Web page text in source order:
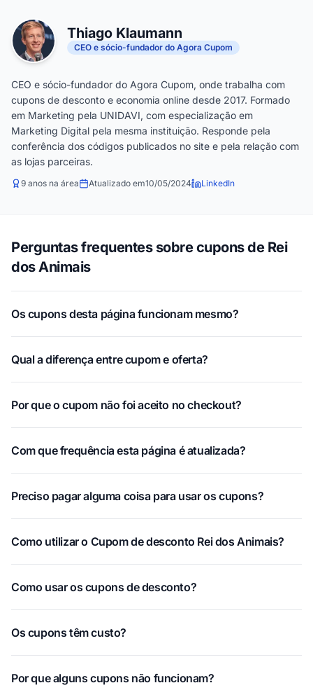
Thiago Klaumann
CEO e sócio-fundador do Agora Cupom
CEO e sócio-fundador do Agora Cupom, onde trabalha com
cupons de desconto e economia online desde 2017. Formado
em Marketing pela UNIDAVI, com especialização em
Marketing Digital pela mesma instituição. Responde pela
conferência dos códigos publicados no site e pela relação com
as lojas parceiras.
9 anos na área Atualizado em10/05/2024 LinkedIn
Perguntas frequentes sobre cupons de Rei
dos Animais
Os cupons desta página funcionam mesmo?
Qual a diferença entre cupom e oferta?
Por que o cupom não foi aceito no checkout?
Com que frequência esta página é atualizada?
Preciso pagar alguma coisa para usar os cupons?
Como utilizar o Cupom de desconto Rei dos Animais?
Como usar os cupons de desconto?
Os cupons têm custo?
Por que alguns cupons não funcionam?